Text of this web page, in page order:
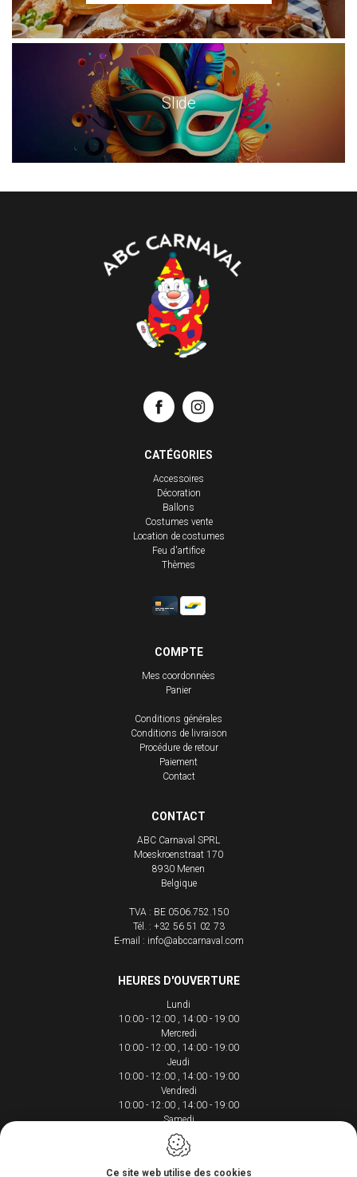
Slide
CATÉGORIES
Accessoires
Décoration
Ballons
Costumes vente
Location de costumes
Feu d'artifice
Thèmes
COMPTE
Mes coordonnées
Panier
Conditions générales
Conditions de livraison
Procédure de retour
Paiement
Contact
CONTACT
ABC Carnaval SPRL
Moeskroenstraat 170
8930 Menen
Belgique
TVA : BE 0506.752.150
Tél. : +32 56 51 02 73
E-mail : info@abccarnaval.com
HEURES D'OUVERTURE
Lundi
10:00 - 12:00
14:00 - 19:00
Mercredi
10:00 - 12:00
14:00 - 19:00
Jeudi
10:00 - 12:00
14:00 - 19:00
Vendredi
10:00 - 12:00
14:00 - 19:00
Samedi
10:00 - 12:00
14:00 - 18:00
Ce site web utilise des cookies